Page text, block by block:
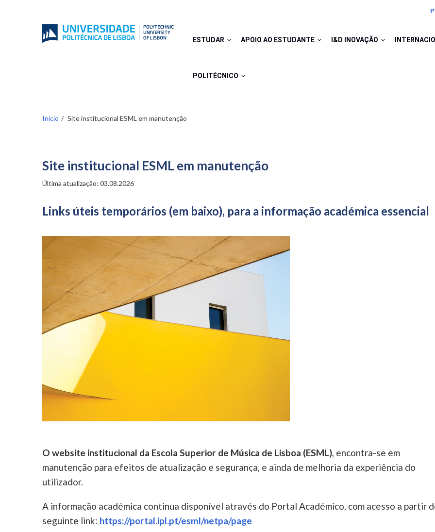
ESTUDAR APOIO AO ESTUDANTE I&D INOVAÇÃO
POLITÉCNICO
Início Site institucional ESML em manutenção
Site institucional ESML em manutenção
Última atualização: 03.08.2026
Links úteis temporários (em baixo), para a informação académica essencial
O website institucional da Escola Superior de Música de Lisboa (ESML), encontra-se em
manutenção para efeitos de atualização e segurança, e ainda de melhoria da experiência do
utilizador.
A informação académica continua disponível através do Portal Académico, com acesso a partir
seguinte link: https://portal.ipl.pt/esml/netpa/page